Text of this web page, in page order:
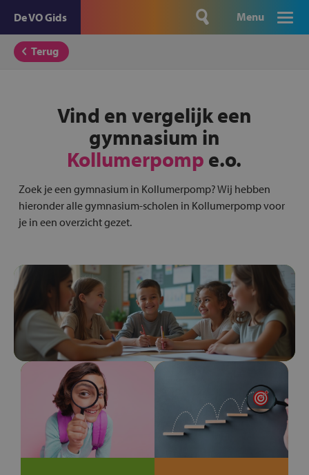
De VO Gids Menu
Terug
Vind en vergelijk een
gymnasium in
Kollumerpomp e.o.
Zoek je een gymnasium in Kollumerpomp? Wij hebben
hieronder alle gymnasium-scholen in Kollumerpomp voor
je in een overzicht gezet.